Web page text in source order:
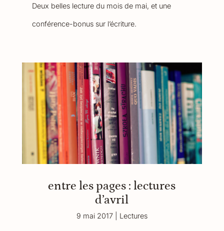
Deux belles lecture du mois de mai, et une
conférence-bonus sur l’écriture.
entre les pages : lectures
d’avril
9 mai 2017| Lectures